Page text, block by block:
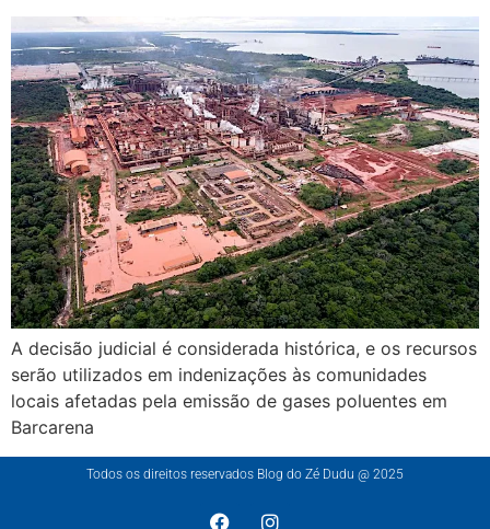
A decisão judicial é considerada histórica, e os recursos
serão utilizados em indenizações às comunidades
locais afetadas pela emissão de gases poluentes em
Barcarena
Todos os direitos reservados Blog do Zé Dudu @ 2025